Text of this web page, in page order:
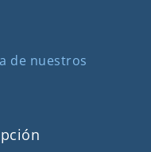
de nuestros